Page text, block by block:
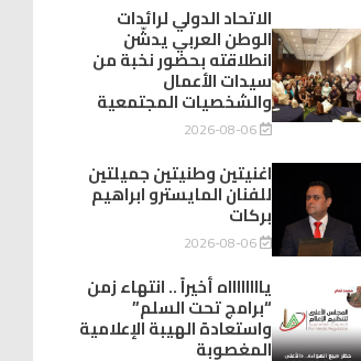
الاتحاد الدولي لرائدات
الوطن العربي يدشّن
انطلاقته بحضور نخبة من
سيدات الأعمال
والشخصيات المجتمعية
2026-08-06
اغنيتين وطنيتين جميلتين
للفنان المايسترو ابراهيم
بركات
2026-08-06
يااااااااه أخيراً .. انتهاء زمن
“برامج تحت السلم”
واستعادة الهيبة الإعلامية
المغصوبة